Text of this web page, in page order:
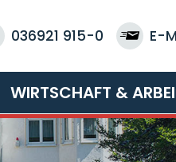
036921 915-0 E-
WIRTSCHAFT &